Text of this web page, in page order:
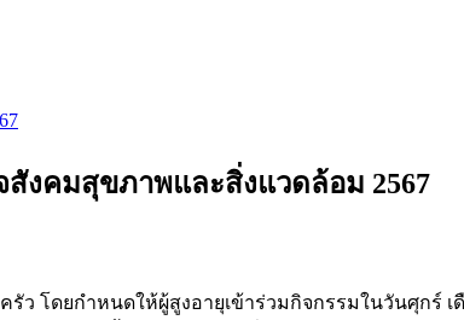
งคมสุขภาพและสิ่งแวดล้อม 2567
โดยกำหนดให้ผู้สูงอายุเข้าร่วมกิจกรรมในวันศุกร์ เ